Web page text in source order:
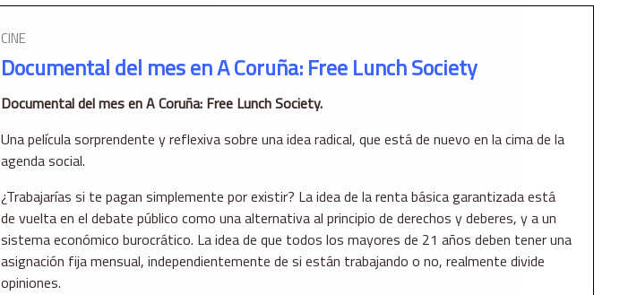
CINE
Documental del mes en A Coruña: Free Lunch Society
Documental del mes en A Coruña: Free Lunch Society.
Una película sorprendente y reflexiva sobre una idea radical, que está de nuevo en la cima de la
agenda social.
¿Trabajarías si te pagan simplemente por existir? La idea de la renta básica garantizada está
de vuelta en el debate público como una alternativa al principio de derechos y deberes, y a un
sistema económico burocrático. La idea de que todos los mayores de 21 años deben tener una
asignación fija mensual, independientemente de si están trabajando o no, realmente divide
opiniones.